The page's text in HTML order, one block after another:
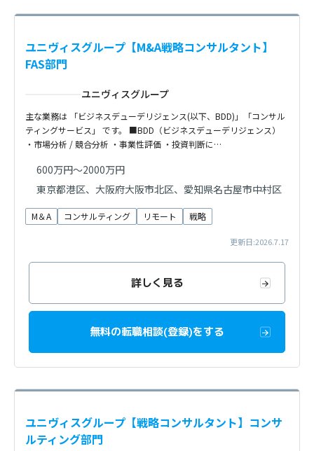
ユニヴィスグループ【M&A戦略コンサルタント】
FAS部門
ユニヴィスグループ
主な業務は 「ビジネスデューデリジェンス(以下、BDD)」「コンサル
ティングサービス」 です。 ■BDD（ビジネスデューデリジェンス）
・市場分析 / 競合分析 ・事業性評価 ・投資判断に…
600万円～2000万円
東京都港区、大阪府大阪市北区、愛知県名古屋市中村区
M＆A コンサルティング リモート 戦略
更新日:2026.7.17
詳しく見る
無料の転職相談(登録)をする
ユニヴィスグループ【戦略コンサルタント】コンサ
ルティング部門